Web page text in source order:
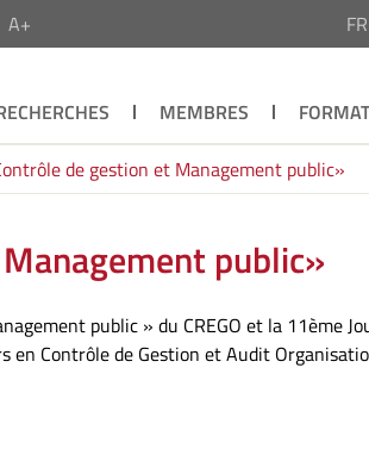
A+ FR
MEMBRES
de gestion et Management public»
public»
public » du CREGO et la 11ème
en Contrôle de Gestion et Audit